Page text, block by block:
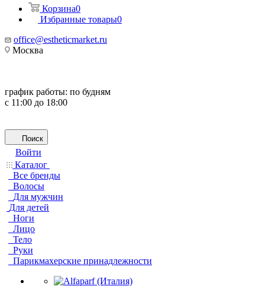
Корзина0
Избранные товары0
office@estheticmarket.ru
Москва
график работы: по будням
с 11:00 до 18:00
Поиск
Войти
Каталог
Все бренды
Волосы
Для мужчин
Для детей
Ноги
Лицо
Тело
Руки
Парикмахерские принадлежности